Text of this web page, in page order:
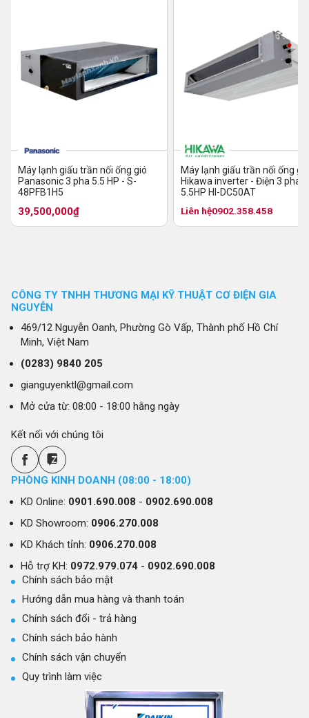
Máy lạnh giấu trần nối ống gió
Panasonic 3 pha 5.5 HP - S-
48PFB1H5
39,500,000₫
Máy lạnh giấu trần nối ống gió
Hikawa inverter - Điện 3 pha
5.5HP HI-DC50AT
Liên hệ0902.358.458
CÔNG TY TNHH THƯƠNG MẠI KỸ THUẬT CƠ ĐIỆN GIA
NGUYỄN
469/12 Nguyễn Oanh, Phường Gò Vấp, Thành phố Hồ Chí
Minh, Việt Nam
(0283) 9840 205
gianguyenktl@gmail.com
Mở cửa từ: 08:00 - 18:00 hằng ngày
Kết nối với chúng tôi
PHÒNG KINH DOANH (08:00 - 18:00)
KD Online: 0901.690.008 - 0902.690.008
KD Showroom: 0906.270.008
KD Khách tỉnh: 0906.270.008
Hỗ trợ KH: 0972.979.074- 0902.690.008
Chính sách bảo mật
Hướng dẫn mua hàng và thanh toán
Chính sách đổi - trả hàng
Chính sách bảo hành
Chính sách vận chuyển
Quy trình làm việc